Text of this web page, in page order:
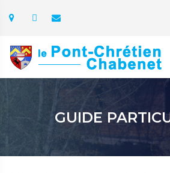
GUIDE